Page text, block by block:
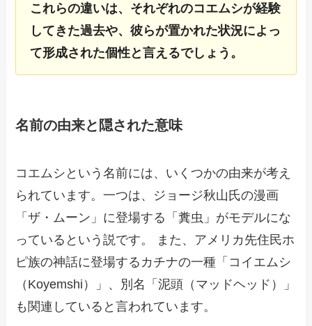
これらの違いは、それぞれのコエムシが経験
してきた過去や、彼らが置かれた状況によっ
て形成された個性と言えるでしょう。
名前の由来と隠された意味
コエムシという名前には、いくつかの由来が考え
られています。一つは、ジョージ秋山氏の漫画
「ザ・ムーン」に登場する「糞虫」がモデルにな
っているという説です。 また、アメリカ先住民ホ
ピ族の神話に登場するカチナの一種「コイエムシ
（Koyemshi）」、別名「泥頭（マッドヘッド）」
も関連していると言われています。